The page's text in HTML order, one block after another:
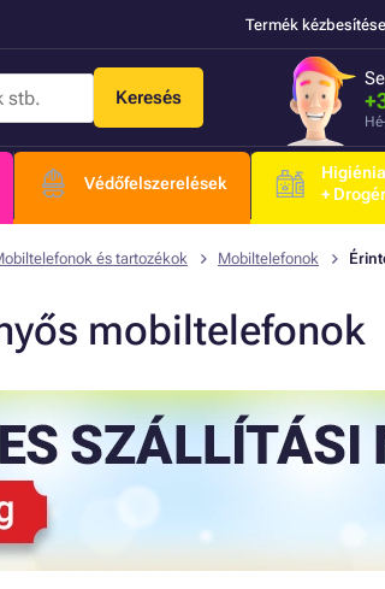
Termék kézbesítése
Keresés
Védőfelszerelések
Higiénia
+
és tartozékok Mobiltelefonok
mobiltelefonok